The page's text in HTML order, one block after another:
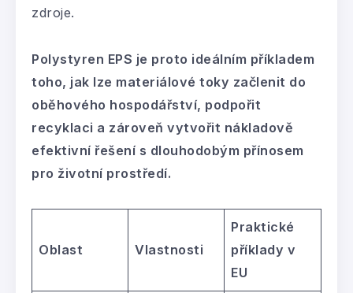
zdroje.
Polystyren EPS je proto ideálním příkladem
toho, jak lze materiálové toky začlenit do
oběhového hospodářství, podpořit
recyklaci a zároveň vytvořit nákladově
efektivní řešení s dlouhodobým přínosem
pro životní prostředí.
Oblast Vlastnosti
Praktické
příklady v
EU